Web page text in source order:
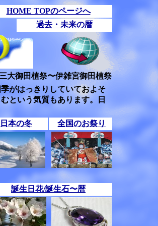
HOME TOPのページへ
過去・未来の暦
大御田植祭〜伊雑宮御田植祭
がはっきりしていておよそ
という気質もあります。日
日本の冬 全国のお祭り
誕生日花/誕生石〜暦